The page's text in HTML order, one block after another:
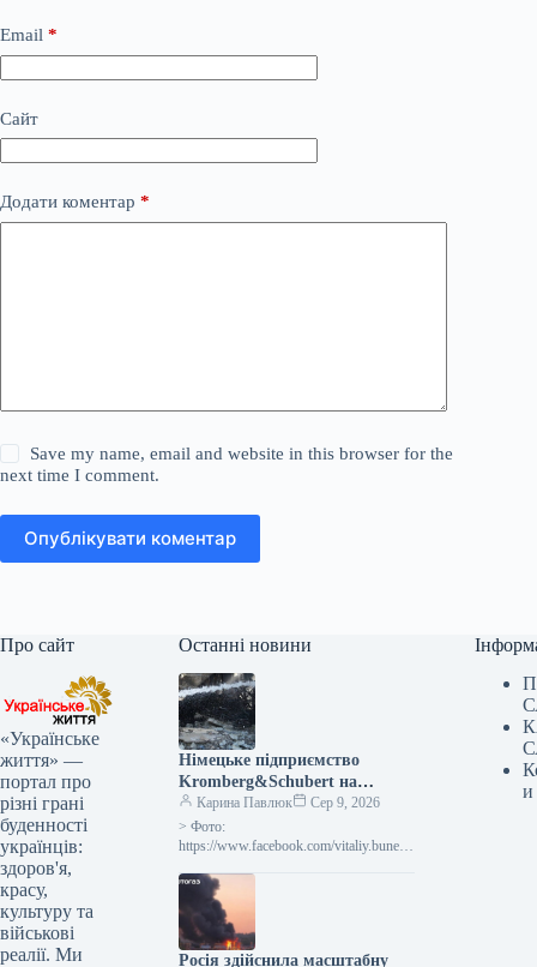
Email *
Сайт
Додати коментар *
Save my name, email and website in this browser for the
next time I comment.
Опублікувати коментар
Про сайт
«Українське
життя» —
портал про
різні грані
буденності
українців:
здоров'я,
красу,
культуру та
військові
реалії. Ми
Останні новини
Німецьке підприємство
Kromberg&Schubert на
Житомирщині припинило
діяльність через обстріл
Росією
Карина Павлюк
Сер 9, 2026
> Фото:
https://www.facebook.com/vitaliy.bunech
Шуберт Житомир” (село Оліївка,
Житомирський район, Житомирська
область), що належить німецькому
виробнику комплектуючих для…
Росія здійснила масштабну
и